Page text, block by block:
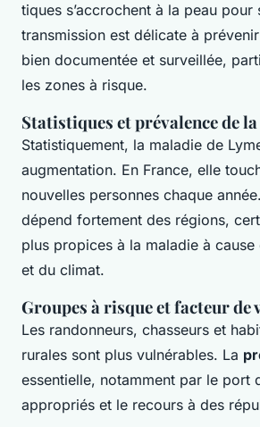
tiques s’accrochent à la peau pour
transmission est délicate à
bien documentée et surveillée,
les zones à risque.
Statistiques et prévalence de
Statistiquement, la maladie de
augmentation. En France, elle
nouvelles personnes chaque
dépend fortement des régions,
plus propices à la maladie à
et du climat.
Groupes à risque et facteur
Les randonneurs, chasseurs et
rurales sont plus vulnérables. La
essentielle, notamment par le port
appropriés et le recours à des